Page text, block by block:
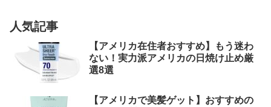
人気記事
【アメリカ在住者おすすめ】もう迷わ
ない！実力派アメリカの日焼け止め厳
選8選
【アメリカで美髪ゲット】おすすめの